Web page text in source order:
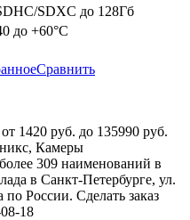
SDXC до 128Гб
до +60°C
Сравнить
1420 руб. до 135990 руб.
Камеры
309 наименований в
в Санкт-Петербурге, ул.
России. Сделать заказ
18